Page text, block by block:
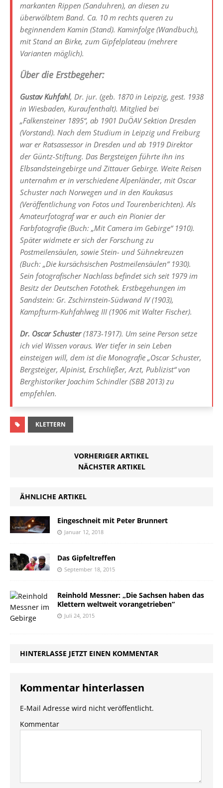
markanten Rippen (Sanduhren), an diesen zu
überwölbtem Band. Ca. 10 m rechts queren zu
beginnendem Kamin (Stand). Kaminfolge (Wandbuch),
mit Stand an Birke, zum Gipfelplateau (mehrere
Varianten möglich).
Über die Erstbegeher:
Gustav Kuhfahl, Dr. jur. (geb. 1870 in Leipzig, gest. 1938
in Wiesbaden, Kuraufenthalt). Mitglied bei
„Falkensteiner 1895“, ab 1901 DuÖAV Sektion Dresden
(Vorstand). Nach dem Studium in Leipzig und Freiburg
war er Ratsassessor in Dresden und ab 1919 Direktor
der Güntz-Stiftung. Das Bergsteigen führte ihn ins
Elbsandsteingebirge und Zittauer Gebirge. Weite Reisen
unternahm er in verschiedene Alpenländer, mit Oscar
Schuster nach Norwegen und in den Kaukasus
(Veröffentlichung von Fotos und Tourenberichten). Als
Amateurfotograf war er auch ein Pionier der
Farbfotografie (Buch: „Mit Camera im Gebirge“ 1910).
Später widmete er sich der Forschung zu
Postmeilensäulen, sowie Stein- und Sühnekreuzen
(Buch: „Die kursächsischen Postmeilensäulen“ 1930).
Sein fotografischer Nachlass befindet sich seit 1979 im
Besitz der Deutschen Fotothek. Erstbegehungen im
Sandstein: Gr. Zschirnstein-Südwand IV (1903),
Kampfturm-Kuhfahlweg III (1906 mit Walter Fischer).
Dr. Oscar Schuster(1873-1917). Um seine Person setze
ich viel Wissen voraus. Wer tiefer in sein Leben
einsteigen will, dem ist die Monografie „Oscar Schuster,
Bergsteiger, Alpinist, Erschließer, Arzt, Publizist“ von
Berghistoriker Joachim Schindler (SBB 2013) zu
empfehlen.
KLETTERN
VORHERIGER ARTIKEL
NÄCHSTER ARTIKEL
ÄHNLICHE ARTIKEL
Eingeschneit mit Peter Brunnert
Januar 12, 2018
Das Gipfeltreffen
September 18, 2015
Reinhold Messner: „Die Sachsen haben das
Klettern weltweit vorangetrieben“
Juli 24, 2015
HINTERLASSE JETZT EINEN KOMMENTAR
Kommentar hinterlassen
E-Mail Adresse wird nicht veröffentlicht.
Kommentar